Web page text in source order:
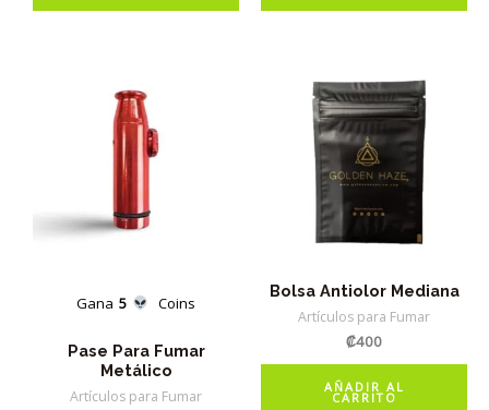
Gana 5 Coins
Pase Para Fumar
Metálico
Artículos para Fumar
Bolsa Antiolor Mediana
Artículos para Fumar
₡400
AÑADIR AL
CARRITO